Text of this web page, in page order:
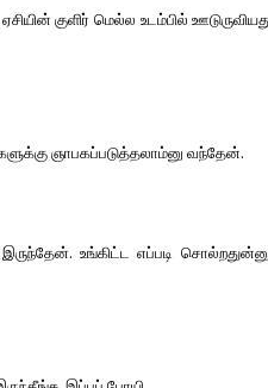
குளிர் மெல்ல உடம்பில்
ஞாபகப்படுத்தலாம்னு வந்தேன்.
உங்கிட்ட எப்படி